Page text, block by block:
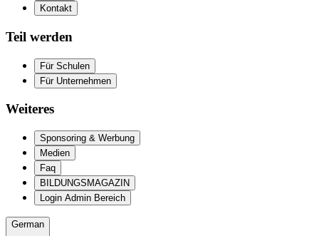
Kontakt
Teil werden
Für Schulen
Für Unternehmen
Weiteres
Sponsoring & Werbung
Medien
Faq
BILDUNGSMAGAZIN
Login Admin Bereich
German